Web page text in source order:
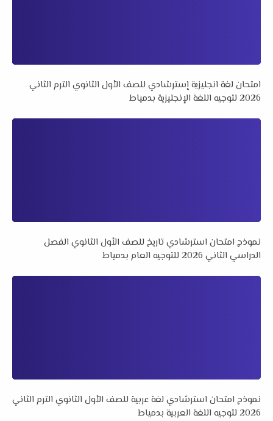
امتحان لغة انجليزية إسترشادي للصف الأول الثانوي الترم الثاني
2026 لتوجيه اللغة الإنجليزية بدمياط
نموذج امتحان استرشادي تاريخ للصف الأول الثانوي الفصل
الدراسي الثاني 2026 للتوجيه العام بدمياط
نموذج امتحان استرشادي لغة عربية للصف الأول الثانوي الترم الثاني
2026 لتوجيه اللغة العربية بدمياط